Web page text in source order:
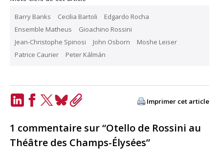
Barry Banks Cecilia Bartoli
Edgardo Rocha
Ensemble Matheus
Gioachino Rossini
Jean-Christophe Spinosi
John Osborn
Moshe Leiser
Patrice Caurier
Peter Kálmán
Link
Imprimer cet article
1 commentaire sur “Otello de Rossini au
Théâtre des Champs-Élysées”